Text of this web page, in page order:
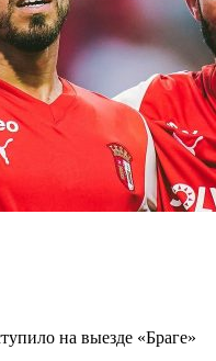
на выезде «Браге»